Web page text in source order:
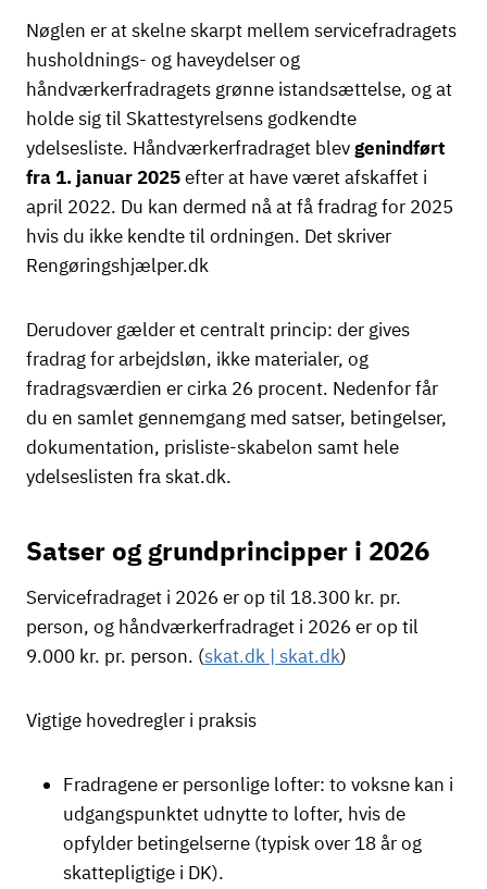
Nøglen er at skelne skarpt mellem servicefradragets
husholdnings- og haveydelser og
håndværkerfradragets grønne istandsættelse, og at
holde sig til Skattestyrelsens godkendte
ydelsesliste. Håndværkerfradraget blevgenindført
fra 1. januar 2025efter at have været afskaffet i
april 2022. Du kan dermed nå at få fradrag for 2025
hvis du ikke kendte til ordningen. Det skriver
Rengøringshjælper.dk
Derudover gælder et centralt princip: der gives
fradrag for arbejdsløn, ikke materialer, og
fradragsværdien er cirka 26 procent. Nedenfor får
du en samlet gennemgang med satser, betingelser,
dokumentation, prisliste-skabelon samt hele
ydelseslisten fra skat.dk.
Satser og grundprincipper i 2026
Servicefradraget i 2026 er op til 18.300 kr. pr.
person, og håndværkerfradraget i 2026 er op til
9.000 kr. pr. person. (skat.dk | skat.dk)
Vigtige hovedregler i praksis
Fradragene er personlige lofter: to voksne kan i
udgangspunktet udnytte to lofter, hvis de
opfylder betingelserne (typisk over 18 år og
skattepligtige i DK).